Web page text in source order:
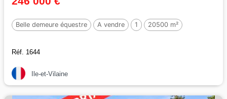
Belle demeure équestre A vendre 1 20500 m²
Réf. 1644
Ile-et-Vilaine